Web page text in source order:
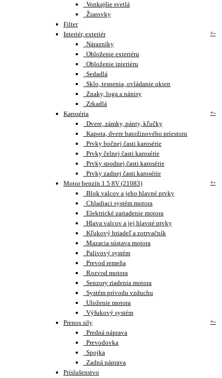
Vonkajšie svetlá
Žiarovky
Filter
Interiér, exteriér
+-
Nárazníky
Obloženie exteriéru
Obloženie interiéru
Sedadlá
Sklo, tesnenia, ovládanie okien
Znaky, loga a nápisy
Zrkadlá
Karoséria
+-
Dvere, zámky, pánty, kľučky
Kapota, dvere batožinového priestoru
Prvky bočnej časti karosérie
Prvky čelnej časti karosérie
Prvky spodnej časti karosérie
Prvky zadnej časti karosérie
Motor benzín 1.5 8V (21083)
+-
Blok valcov a jeho hlavné prvky
Chladiaci systém motora
Elektrické zariadenie motora
Hlava valcov a jej hlavné prvky
Kľukový hriadeľ a zotrvačník
Mazacia sústava motora
Palivový systém
Prevod remeňa
Rozvod motora
Senzory riadenia motora
Systém prívodu vzduchu
Uloženie motora
Výfukový systém
Prenos sily
+-
Predná náprava
Prevodovka
Spojka
Zadná náprava
Príslušenstvo